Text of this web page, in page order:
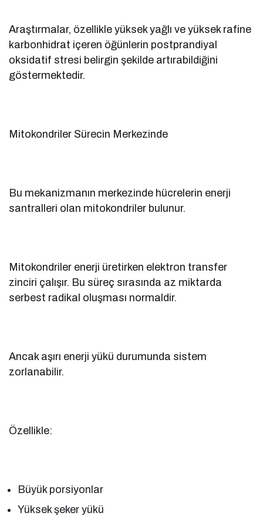
Araştırmalar, özellikle yüksek yağlı ve yüksek rafine
karbonhidrat içeren öğünlerin postprandiyal
oksidatif stresi belirgin şekilde artırabildiğini
göstermektedir.
Mitokondriler Sürecin Merkezinde
Bu mekanizmanın merkezinde hücrelerin enerji
santralleri olan mitokondriler bulunur.
Mitokondriler enerji üretirken elektron transfer
zinciri çalışır. Bu süreç sırasında az miktarda
serbest radikal oluşması normaldir.
Ancak aşırı enerji yükü durumunda sistem
zorlanabilir.
Özellikle:
Büyük porsiyonlar
Yüksek şeker yükü